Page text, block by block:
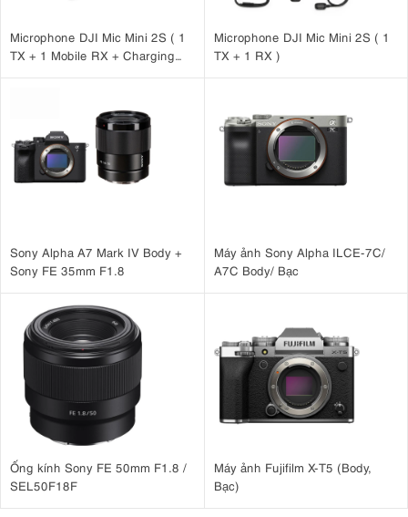
Microphone DJI Mic Mini 2S ( 1
TX + 1 Mobile RX + Charging
Microphone DJI Mic Mini 2S ( 1
TX + 1 RX )
Sony Alpha A7 Mark IV Body +
Sony FE 35mm F1.8
Máy ảnh Sony Alpha ILCE-7C/
A7C Body/ Bạc
Ống kính Sony FE 50mm F1.8 /
SEL50F18F
Máy ảnh Fujifilm X-T5 (Body,
Bạc)